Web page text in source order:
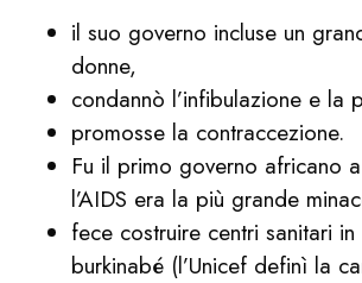
il suo governo incluse un
donne,
condannò l’infibulazione e la
promosse la contraccezione.
Fu il primo governo africano
l’AIDS era la più grande
fece costruire centri sanitari
burkinabé (l’Unicef definì la